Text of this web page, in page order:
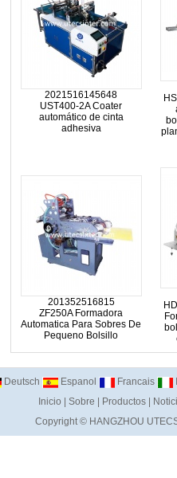
2021516145648
UST400-2A Coater
automático de cinta
adhesiva
201352516815
ZF250A Formadora
Automatica Para Sobres De
Pequeno Bolsillo
Deutsch Espanol Francais
Inicio
Sobre Productos
Copyright © HANGZHOU